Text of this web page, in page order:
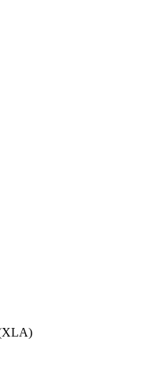
(XLA)